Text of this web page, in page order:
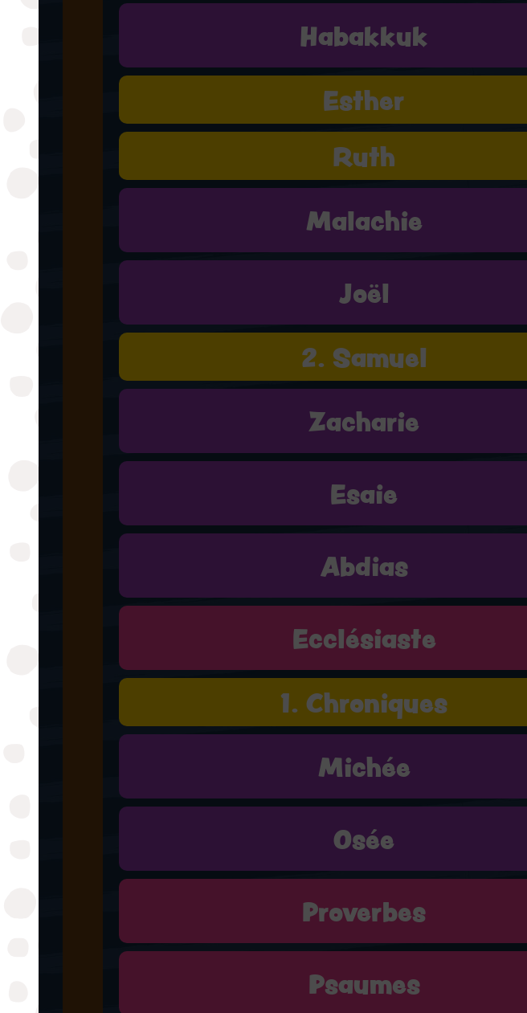
Habakkuk
Esther
Ruth
Malachie
Joël
2. Samuel
Zacharie
Esaie
Abdias
Ecclésiaste
1. Chroniques
Michée
Osée
Proverbes
Psaumes